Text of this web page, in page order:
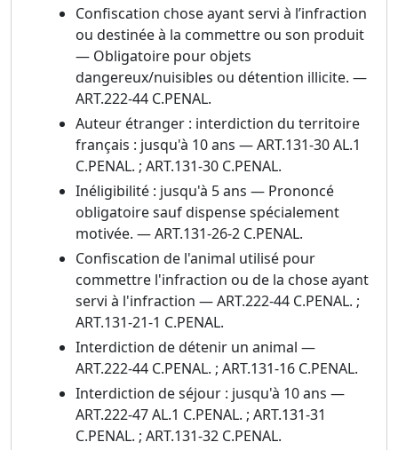
Confiscation chose ayant servi à l’infraction
ou destinée à la commettre ou son produit
— Obligatoire pour objets
dangereux/nuisibles ou détention illicite. —
ART.222-44 C.PENAL.
Auteur étranger : interdiction du territoire
français : jusqu'à 10 ans — ART.131-30 AL.1
C.PENAL. ; ART.131-30 C.PENAL.
Inéligibilité : jusqu'à 5 ans — Prononcé
obligatoire sauf dispense spécialement
motivée. — ART.131-26-2 C.PENAL.
Confiscation de l'animal utilisé pour
commettre l'infraction ou de la chose ayant
servi à l'infraction — ART.222-44 C.PENAL. ;
ART.131-21-1 C.PENAL.
Interdiction de détenir un animal —
ART.222-44 C.PENAL. ; ART.131-16 C.PENAL.
Interdiction de séjour : jusqu'à 10 ans —
ART.222-47 AL.1 C.PENAL. ; ART.131-31
C.PENAL. ; ART.131-32 C.PENAL.